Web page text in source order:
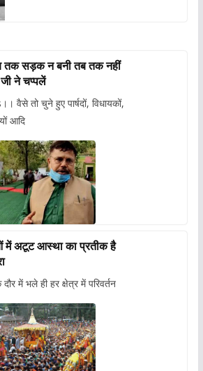
तक सड़क न बनी तब तक नहीं
जी ने चप्पलें
वैसे तो चुने हुए पार्षदों, विधायकों,
आदि
में अटूट आस्था का प्रतीक है
में भले ही हर क्षेत्र में परिवर्तन